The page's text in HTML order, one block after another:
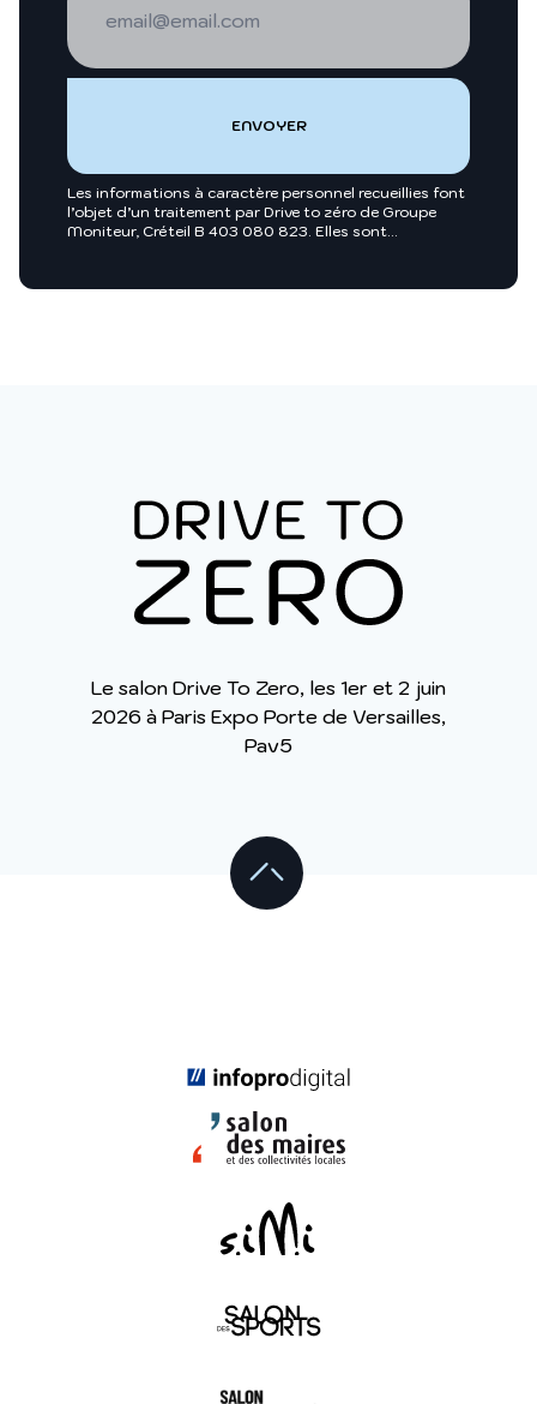
Les informations à caractère personnel recueillies font
l’objet d’un traitement par Drive to zéro de Groupe
Moniteur, Créteil B 403 080 823. Elles sont
Groupe Moniteur ou toutes sociétés du groupe
Le salon Drive To Zero, les 1er et 2 juin
2026 à Paris Expo Porte de Versailles,
Pav5